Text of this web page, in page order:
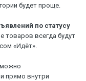
будет проще.
по статусу
товаров всегда будут
«Идёт».
прямо внутри